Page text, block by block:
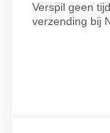
Verspil geen
verzending bij